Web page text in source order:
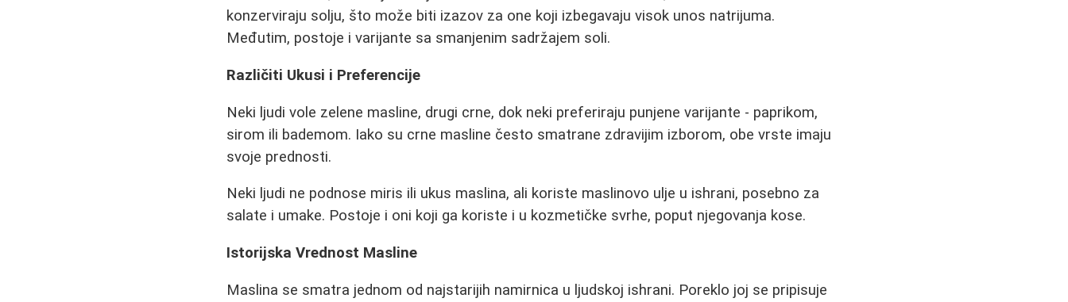
konzerviraju solju, što može biti izazov za one koji izbegavaju visok unos natrijuma.
Međutim, postoje i varijante sa smanjenim sadržajem soli.
Različiti Ukusi i Preferencije
Neki ljudi vole zelene masline, drugi crne, dok neki preferiraju punjene varijante - paprikom,
sirom ili bademom. Iako su crne masline često smatrane zdravijim izborom, obe vrste imaju
svoje prednosti.
Neki ljudi ne podnose miris ili ukus maslina, ali koriste maslinovo ulje u ishrani, posebno za
salate i umake. Postoje i oni koji ga koriste i u kozmetičke svrhe, poput njegovanja kose.
Istorijska Vrednost Masline
Maslina se smatra jednom od najstarijih namirnica u ljudskoj ishrani. Poreklo joj se pripisuje